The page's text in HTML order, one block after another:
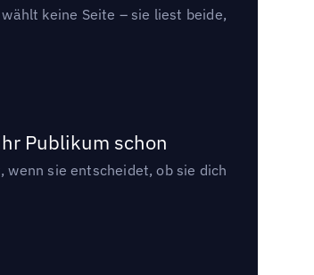
keine Seite – sie liest beide,
Publikum schon
sie entscheidet, ob sie dich